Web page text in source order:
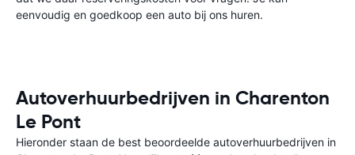
eenvoudig en goedkoop een auto bij ons huren.
Autoverhuurbedrijven in Charenton
Le Pont
Hieronder staan de best beoordeelde autoverhuurbedrijven in